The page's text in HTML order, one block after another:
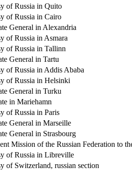
of Russia in Quito
of Russia in Cairo
General in Alexandria
of Russia in Asmara
of Russia in Tallinn
General in Tartu
of Russia in Addis Ababa
of Russia in Helsinki
General in Turku
in Mariehamn
of Russia in Paris
General in Marseille
General in Strasbourg
Mission of the Russian Federation to
of Russia in Libreville
of Switzerland, russian section